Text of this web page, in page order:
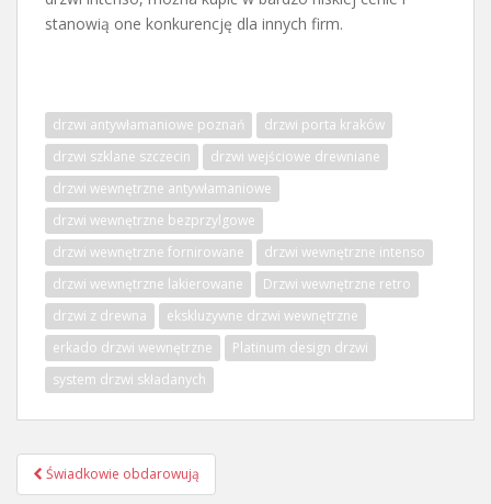
stanowią one konkurencję dla innych firm.
drzwi antywłamaniowe poznań
drzwi porta kraków
drzwi szklane szczecin
drzwi wejściowe drewniane
drzwi wewnętrzne antywłamaniowe
drzwi wewnętrzne bezprzylgowe
drzwi wewnętrzne fornirowane
drzwi wewnętrzne intenso
drzwi wewnętrzne lakierowane
Drzwi wewnętrzne retro
drzwi z drewna
ekskluzywne drzwi wewnętrzne
erkado drzwi wewnętrzne
Platinum design drzwi
system drzwi składanych
Nawigacja
wpisu
Świadkowie obdarowują